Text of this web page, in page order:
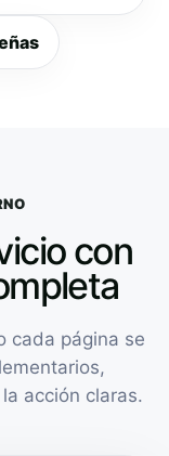
con
cada página se
acción claras.